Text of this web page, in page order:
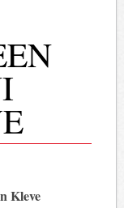
Kleve